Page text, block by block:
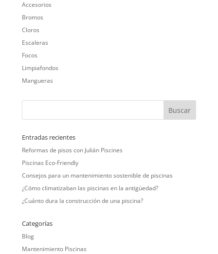
Accesorios
Bromos
Cloros
Escaleras
Focos
Limpiafondos
Mangueras
Entradas recientes
Reformas de pisos con Julián Piscines
Piscinas Eco-Friendly
Consejos para un mantenimiento sostenible de piscinas
¿Cómo climatizaban las piscinas en la antigüedad?
¿Cuánto dura la construcción de una piscina?
Categorías
Blog
Mantenimiento Piscinas